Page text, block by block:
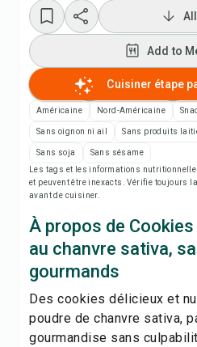
Add to
Notes
Partager
Add to
Cuisiner étape
Américaine Nord-Américaine
Sans oignon ni ail Sans produits
Sans soja
Sans sésame
Les tags et les informations
et peuvent être inexacts. Vérifie toujours
avant de cuisiner.
À propos de
au chanvre sativa,
gourmands
Des cookies délicieux et
poudre de chanvre sativa,
gourmandise sans